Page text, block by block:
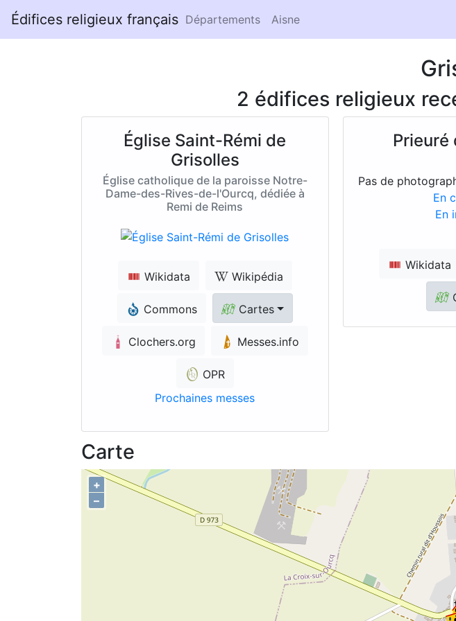
Édifices religieux français Départements Aisne
2 édifices religieux
Église Saint-Rémi de
Grisolles
Église catholique de la paroisse Notre-
Dame-des-Rives-de-l'Ourcq, dédiée à
Remi de Reims
Wikidata Wikipédia
Commons Cartes
Clochers.org Messes.info
OPR
Prochaines messes
Prieuré
Pas de
En
En
Wikidata
Carte
+
–